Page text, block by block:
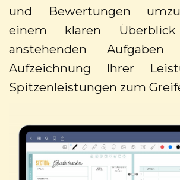
und Bewertungen
einem klaren
anstehenden
Aufzeichnung Ihrer
Spitzenleistungen zum